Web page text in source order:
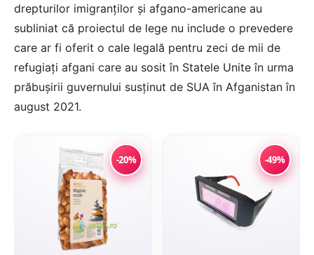
drepturilor imigranților și afgano-americane au
subliniat că proiectul de lege nu include o prevedere
care ar fi oferit o cale legală pentru zeci de mii de
refugiați afgani care au sosit în Statele Unite în urma
prăbușirii guvernului susținut de SUA în Afganistan în
august 2021.
-20% -49%